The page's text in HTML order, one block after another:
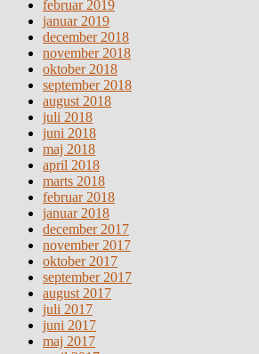
februar 2019
januar 2019
december 2018
november 2018
oktober 2018
september 2018
august 2018
juli 2018
juni 2018
maj 2018
april 2018
marts 2018
februar 2018
januar 2018
december 2017
november 2017
oktober 2017
september 2017
august 2017
juli 2017
juni 2017
maj 2017